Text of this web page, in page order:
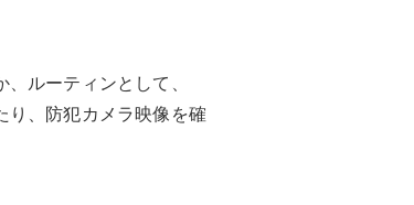
ルーティンとして、
り、防犯カメラ映像を確